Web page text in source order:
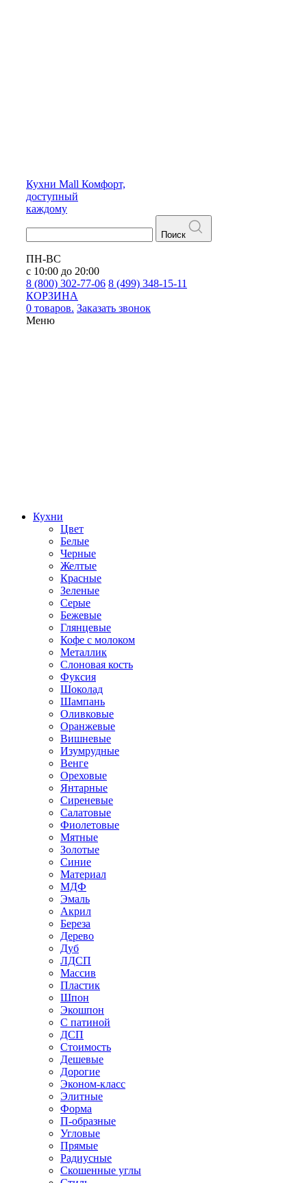
Кухни Mall Комфорт,
доступный
каждому
Поиск
ПН-ВС
с 10:00 до 20:00
8 (800) 302-77-06 8 (499) 348-15-11
КОРЗИНА
0 товаров. Заказать звонок
Меню
Кухни
Цвет
Белые
Черные
Желтые
Красные
Зеленые
Серые
Бежевые
Глянцевые
Кофе с молоком
Металлик
Слоновая кость
Фуксия
Шоколад
Шампань
Оливковые
Оранжевые
Вишневые
Изумрудные
Венге
Ореховые
Янтарные
Сиреневые
Салатовые
Фиолетовые
Мятные
Золотые
Синие
Материал
МДФ
Эмаль
Акрил
Береза
Дерево
Дуб
ЛДСП
Массив
Пластик
Шпон
Экошпон
С патиной
ДСП
Стоимость
Дешевые
Дорогие
Эконом-класс
Элитные
Форма
П-образные
Угловые
Прямые
Радиусные
Скошенные углы